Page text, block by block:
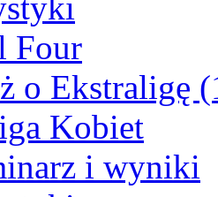
Four
o Ekstraligę
Kobiet
i wyniki